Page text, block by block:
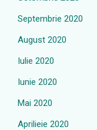
Septembrie 2020
August 2020
Iulie 2020
Iunie 2020
Mai 2020
Aprilieie 2020